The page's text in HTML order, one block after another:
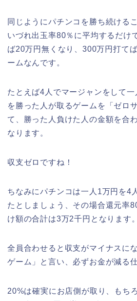
同じようにパチンコを勝ち続ける
いづれ出玉率80％に平均するだけ
ば20万円無くなり、300万円打て
ームなんです。
たとえば4人でマージャンをして
を勝った人が取るゲームを「ゼロ
て、勝った人負けた人の金額を合
なります。
収支ゼロですね！
ちなみにパチンコは一人1万円を4
たとしましょう、その場合還元率
け額の合計は3万2千円となります。
全員合わせると収支がマイナスに
ゲーム」と言い、必ずお金が減る
20%は確実にお店側が取り、もち